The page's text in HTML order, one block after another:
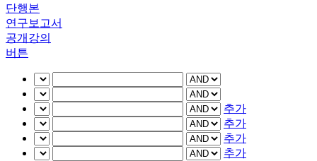
단행본
연구보고서
공개강의
버튼
추가
추가
추가
추가